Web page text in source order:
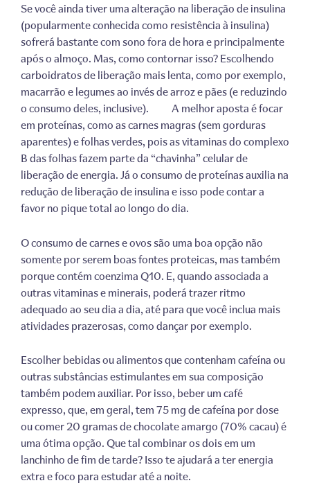
Se você ainda tiver uma alteração na liberação de insulina
(popularmente conhecida como resistência à insulina)
sofrerá bastante com sono fora de hora e principalmente
após o almoço. Mas, como contornar isso? Escolhendo
carboidratos de liberação mais lenta, como por exemplo,
macarrão e legumes ao invés de arroz e pães (e reduzindo
o consumo deles, inclusive). A melhor aposta é focar
em proteínas, como as carnes magras (sem gorduras
aparentes) e folhas verdes, pois as vitaminas do complexo
B das folhas fazem parte da “chavinha” celular de
liberação de energia. Já o consumo de proteínas auxilia na
redução de liberação de insulina e isso pode contar a
favor no pique total ao longo do dia.
O consumo de carnes e ovos são uma boa opção não
somente por serem boas fontes proteicas, mas também
porque contém coenzima Q10. E, quando associada a
outras vitaminas e minerais, poderá trazer ritmo
adequado ao seu dia a dia, até para que você inclua mais
atividades prazerosas, como dançar por exemplo.
Escolher bebidas ou alimentos que contenham cafeína ou
outras substâncias estimulantes em sua composição
também podem auxiliar. Por isso, beber um café
expresso, que, em geral, tem 75 mg de cafeína por dose
ou comer 20 gramas de chocolate amargo (70% cacau) é
uma ótima opção. Que tal combinar os dois em um
lanchinho de fim de tarde? Isso te ajudará a ter energia
extra e foco para estudar até a noite.